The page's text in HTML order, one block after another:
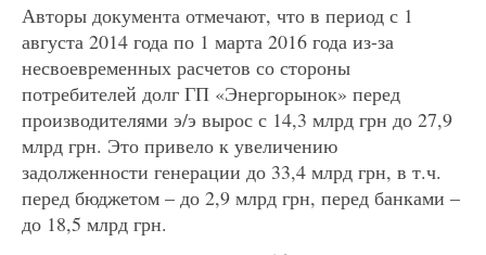
Авторы документа отмечают, что в период с 1
августа 2014 года по 1 марта 2016 года из-за
несвоевременных расчетов со стороны
потребителей долг ГП «Энергорынок» перед
производителями э/э вырос с 14,3 млрд грн до 27,9
млрд грн. Это привело к увеличению
задолженности генерации до 33,4 млрд грн, в т.ч.
перед бюджетом – до 2,9 млрд грн, перед банками –
до 18,5 млрд грн.